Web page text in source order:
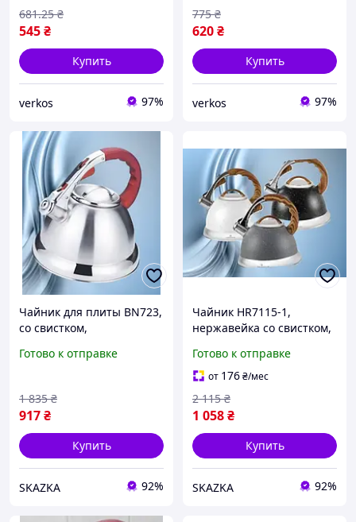
545₴
681.25 ₴
Купить
verkos 97%
620₴
775 ₴
Купить
verkos 97%
Чайник для плиты BN723,
со свистком,
объем 3.2 л. Код 723BVAzk
Готово к отправке
917₴
1 835 ₴
Купить
SKAZKA 92%
Чайник HR7115-1,
нержавейка со свистком,
HR7115-1WLK
Готово к отправке
от 176₴/мес
1 058₴
2 115 ₴
Купить
SKAZKA 92%